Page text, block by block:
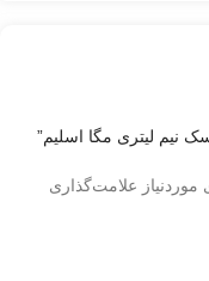
نیم لیتری مگا اسلیم”
علامت‌گذاری